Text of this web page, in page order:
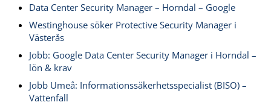
Data Center Security Manager – Horndal – Google
Westinghouse söker Protective Security Manager i
Västerås
Jobb: Google Data Center Security Manager i Horndal –
lön & krav
Jobb Umeå: Informationssäkerhetsspecialist (BISO) –
Vattenfall